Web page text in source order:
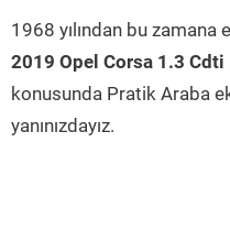
1968 yılından bu
2019 Opel Corsa 1.3 Cdti
konusunda Pratik Araba
yanınızdayız.